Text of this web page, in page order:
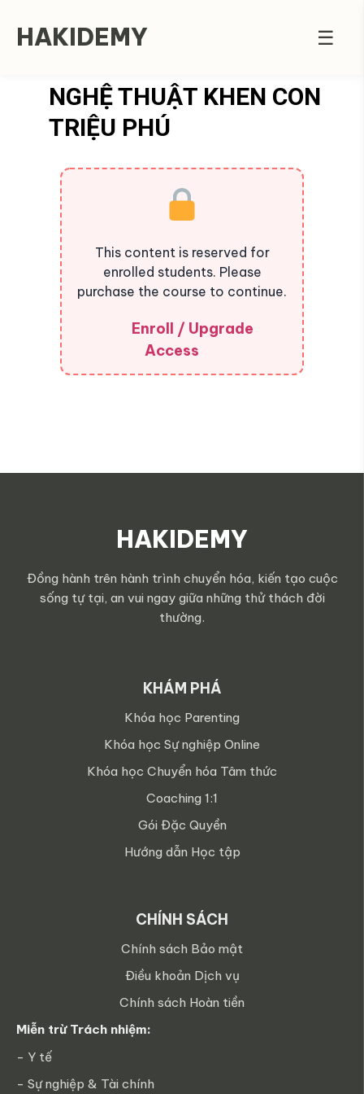
HAKIDEMY ☰
NGHỆ THUẬT KHEN CON
TRIỆU PHÚ
This content is reserved for
enrolled students. Please
purchase the course to continue.
Enroll / Upgrade
Access
HAKIDEMY
Đồng hành trên hành trình chuyển hóa, kiến tạo cuộc
sống tự tại, an vui ngay giữa những thử thách đời
thường.
KHÁM PHÁ
Khóa học Parenting
Khóa học Sự nghiệp Online
Khóa học Chuyển hóa Tâm thức
Coaching 1:1
Gói Đặc Quyền
Hướng dẫn Học tập
CHÍNH SÁCH
Chính sách Bảo mật
Điều khoản Dịch vụ
Chính sách Hoàn tiền
Miễn trừ Trách nhiệm:
- Y tế
- Sự nghiệp & Tài chính